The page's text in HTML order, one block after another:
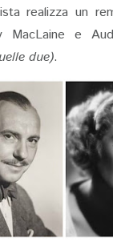
realizza un
MacLaine e
due).